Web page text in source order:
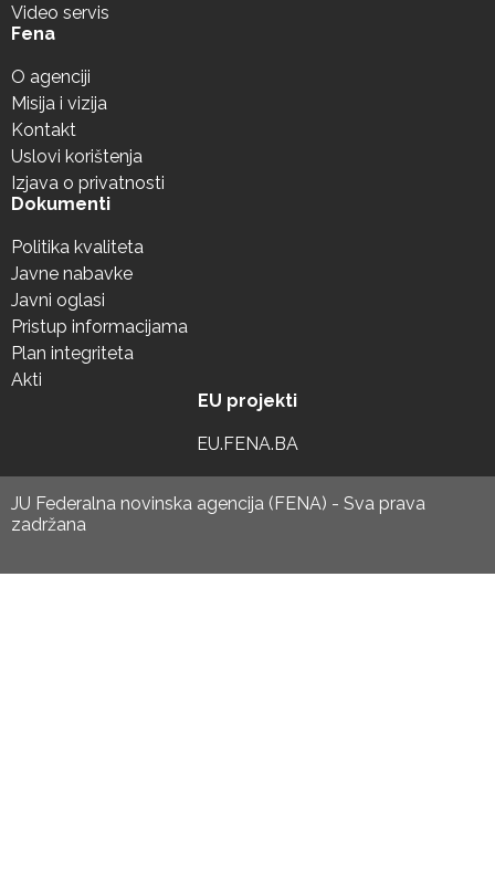
Video servis
Fena
O agenciji
Misija i vizija
Kontakt
Uslovi korištenja
Izjava o privatnosti
Dokumenti
Politika kvaliteta
Javne nabavke
Javni oglasi
Pristup informacijama
Plan integriteta
Akti
EU projekti
EU.FENA.BA
JU Federalna novinska agencija (FENA) - Sva prava
zadržana